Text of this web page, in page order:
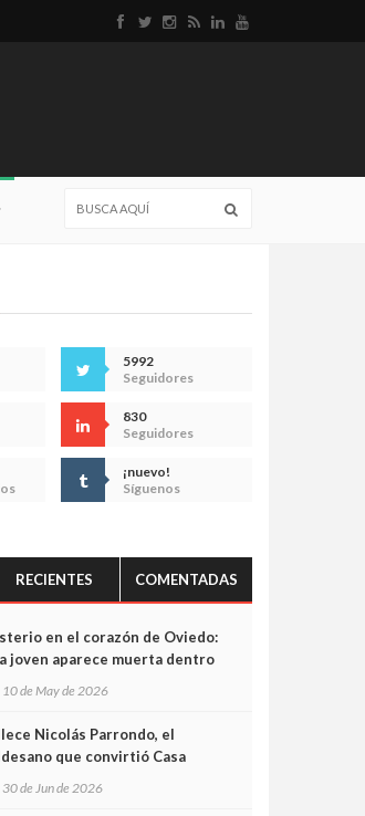
5992
Seguidores
830
Seguidores
¡nuevo!
Síguenos
RECIENTES COMENTADAS
en el corazón de Oviedo:
joven aparece muerta dentro
captan sus últimos
10 de May de 2026
Nicolás Parrondo, el
que convirtió Casa
30 de Jun de 2026